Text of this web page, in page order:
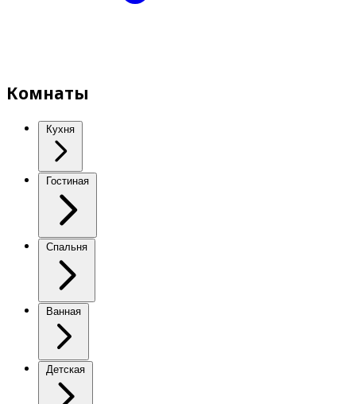
Комнаты
Кухня
Гостиная
Спальня
Ванная
Детская